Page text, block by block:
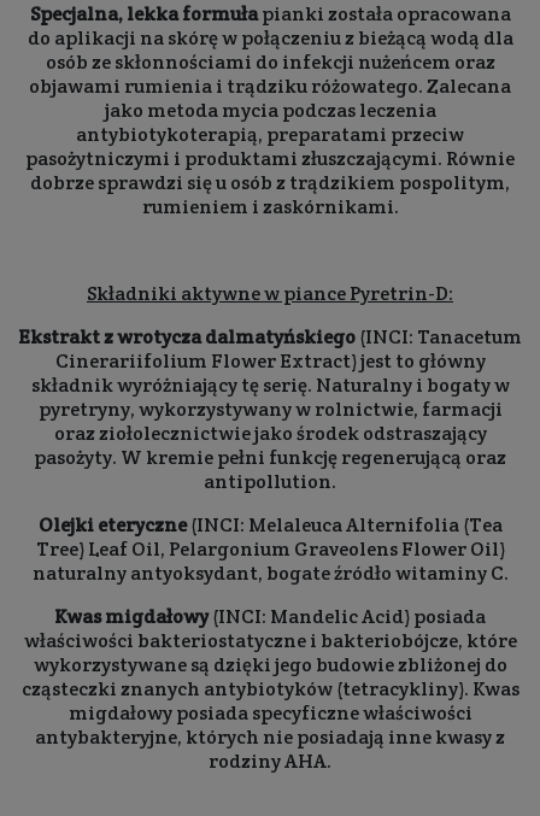
Specjalna, lekka formułapianki została opracowana
do aplikacji na skórę w połączeniu z bieżącą wodą dla
osób ze skłonnościami do infekcji nużeńcem oraz
objawami rumienia i trądziku różowatego. Zalecana
jako metoda mycia podczas leczenia
antybiotykoterapią, preparatami przeciw
pasożytniczymi i produktami złuszczającymi. Równie
dobrze sprawdzi się u osób z trądzikiem pospolitym,
rumieniem i zaskórnikami.
Składniki aktywne w piance Pyretrin-D:
Ekstrakt z wrotycza dalmatyńskiego(INCI: Tanacetum
Cinerariifolium Flower Extract) jest to główny
składnik wyróżniający tę serię. Naturalny i bogaty w
pyretryny, wykorzystywany w rolnictwie, farmacji
oraz ziołolecznictwie jako środek odstraszający
pasożyty. W kremie pełni funkcję regenerującą oraz
antipollution.
Olejki eteryczne(INCI: Melaleuca Alternifolia (Tea
Tree) Leaf Oil, Pelargonium Graveolens Flower Oil)
naturalny antyoksydant, bogate źródło witaminy C.
Kwas migdałowy(INCI: Mandelic Acid) posiada
właściwości bakteriostatyczne i bakteriobójcze, które
wykorzystywane są dzięki jego budowie zbliżonej do
cząsteczki znanych antybiotyków (tetracykliny). Kwas
migdałowy posiada specyficzne właściwości
antybakteryjne, których nie posiadają inne kwasy z
rodziny AHA.